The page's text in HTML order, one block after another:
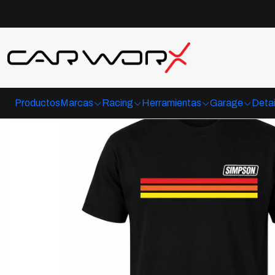
ProductosMarcas Racing Herramientas Garage